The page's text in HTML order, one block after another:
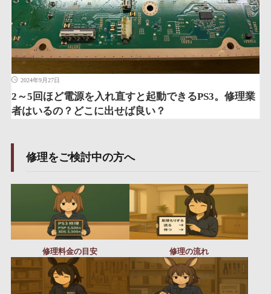
2024年9月27日
2～5回ほど電源を入れ直すと起動できるPS3。修理業
者はいるの？どこに出せば良い？
修理をご検討中の方へ
修理料金の目安 修理の流れ